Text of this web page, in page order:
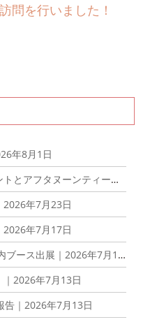
問を行いました！
年8月1日
を楽しむ会を開催しました！｜2026年7月29日
年7月23日
年7月17日
ース出展｜2026年7月17日
2026年7月13日
告｜2026年7月13日